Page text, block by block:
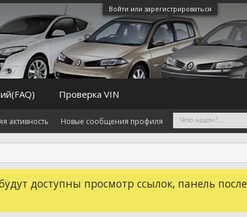
Войти или зарегистрироваться
доступны просмотр ссылок, панель
активность Новые сообщения профиля
Проверка VIN